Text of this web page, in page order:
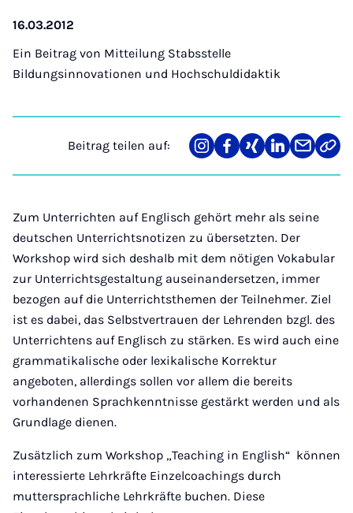
16.03.2012
Ein Beitrag von Mitteilung Stabsstelle
Bildungsinnovationen und Hochschuldidaktik
Beitrag teilen auf:
Teilen
auf
Teilen
auf
Teilen
auf
Teilen
auf
Teilen
über
Mail
Link
Zum Unterrichten auf Englisch gehört mehr als seine
deutschen Unterrichtsnotizen zu übersetzten. Der
Workshop wird sich deshalb mit dem nötigen Vokabular
zur Unterrichtsgestaltung auseinandersetzen, immer
bezogen auf die Unterrichtsthemen der Teilnehmer. Ziel
ist es dabei, das Selbstvertrauen der Lehrenden bzgl. des
Unterrichtens auf Englisch zu stärken. Es wird auch eine
grammatikalische oder lexikalische Korrektur
angeboten, allerdings sollen vor allem die bereits
vorhandenen Sprachkenntnisse gestärkt werden und als
Grundlage dienen.
Zusätzlich zum Workshop „Teaching in English“ können
interessierte Lehrkräfte Einzelcoachings durch
muttersprachliche Lehrkräfte buchen. Diese